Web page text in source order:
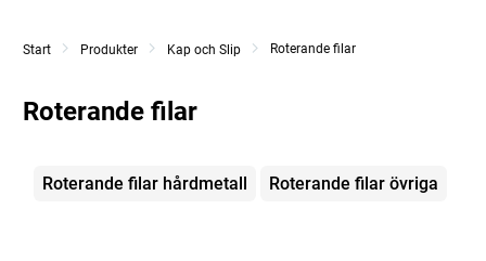
Start Produkter Kap och Slip Roterande filar
Roterande filar
Kategorier
Roterande filar hårdmetall Roterande filar övriga